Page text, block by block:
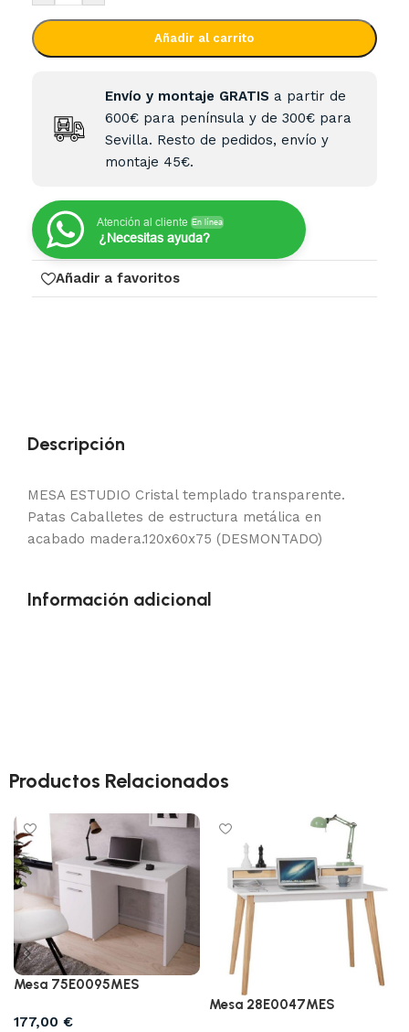
Añadir al carrito
Envío y montaje GRATIS a partir de
600€ para península y de 300€ para
Sevilla. Resto de pedidos, envío y
montaje 45€.
Atención al cliente En línea
¿Necesitas ayuda?
Añadir a favoritos
Descripción
MESA ESTUDIO Cristal templado transparente.
Patas Caballetes de estructura metálica en
acabado madera.120x60x75 (DESMONTADO)
Información adicional
Productos Relacionados
Mesa 75E0095MES
177,00 €
Mesa 28E0047MES